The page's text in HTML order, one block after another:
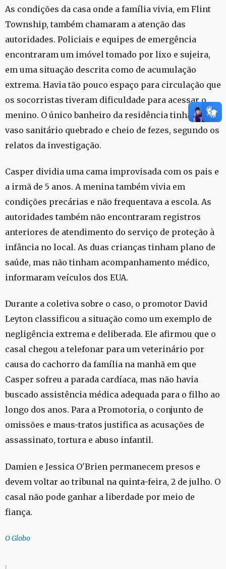
As condições da casa onde a família vivia, em Flint
Township, também chamaram a atenção das
autoridades. Policiais e equipes de emergência
encontraram um imóvel tomado por lixo e sujeira,
em uma situação descrita como de acumulação
extrema. Havia tão pouco espaço para circulação que
os socorristas tiveram dificuldade para acessar o
menino. O único banheiro da residência tinha um
vaso sanitário quebrado e cheio de fezes, segundo os
relatos da investigação.
Casper dividia uma cama improvisada com os pais e
a irmã de 5 anos. A menina também vivia em
condições precárias e não frequentava a escola. As
autoridades também não encontraram registros
anteriores de atendimento do serviço de proteção à
infância no local. As duas crianças tinham plano de
saúde, mas não tinham acompanhamento médico,
informaram veículos dos EUA.
Durante a coletiva sobre o caso, o promotor David
Leyton classificou a situação como um exemplo de
negligência extrema e deliberada. Ele afirmou que o
casal chegou a telefonar para um veterinário por
causa do cachorro da família na manhã em que
Casper sofreu a parada cardíaca, mas não havia
buscado assistência médica adequada para o filho ao
longo dos anos. Para a Promotoria, o conjunto de
omissões e maus-tratos justifica as acusações de
assassinato, tortura e abuso infantil.
Damien e Jessica O'Brien permanecem presos e
devem voltar ao tribunal na quinta-feira, 2 de julho. O
casal não pode ganhar a liberdade por meio de
fiança.
O Globo